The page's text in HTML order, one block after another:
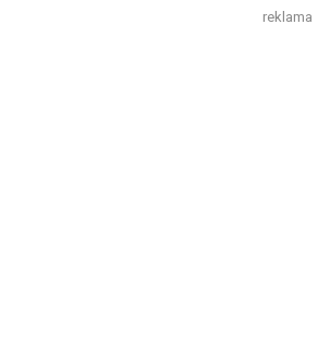
reklama